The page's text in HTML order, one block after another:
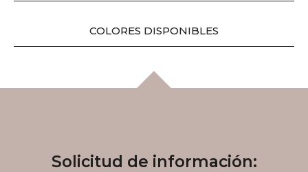
COLORES DISPONIBLES
Solicitud de información: